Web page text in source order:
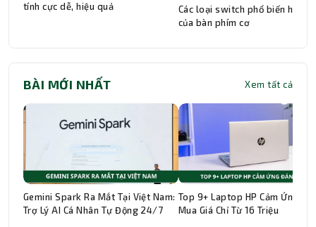
tính cực dễ, hiệu quả
Các loại switch phổ biến hiện
của bàn phím cơ
BÀI MỚI NHẤT Xem tất cả
Gemini Spark Ra Mắt Tại Việt Nam:
Trợ Lý AI Cá Nhân Tự Động 24/7
Top 9+ Laptop HP Cảm Ứng
Mua Giá Chỉ Từ 16 Triệu